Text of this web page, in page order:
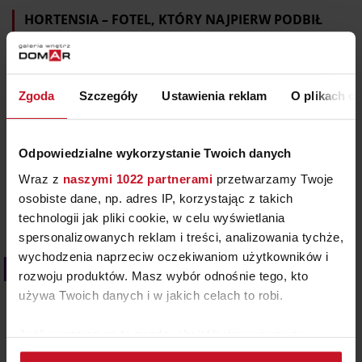
Zgoda Szczegóły Ustawienia reklam O plikach
Odpowiedzialne wykorzystanie Twoich danych
Wraz z naszymi 1022 partnerami przetwarzamy Twoje
osobiste dane, np. adres IP, korzystając z takich
technologii jak pliki cookie, w celu wyświetlania
spersonalizowanych reklam i treści, analizowania tychże,
wychodzenia naprzeciw oczekiwaniom użytkowników i
rozwoju produktów. Masz wybór odnośnie tego, kto
używa Twoich danych i w jakich celach to robi.
Jeśli wyrazisz na to zgodę, chcielibyśmy również:
Gromadzić dane dotyczące Twojej lokalizacji
HORTENSIA – FOTEL, KTÓRY NAJPIERW PODBIŁ
Hortensia udowadnia, że tak. W 2018 roku
argentyński projektant Andrés Reisinger stworzył
hortensji. Mebel nie istniał, a mimo to zachwycił
tysiące osób, które chciały go kupić. Problem? Był tylko
cyfrowym obrazem. Aby urzeczywistnić swoją wizję,
Reisinger zaprosił do współpracy projektantkę
tekstyliów Júlię…
Kolor we wnętrzach